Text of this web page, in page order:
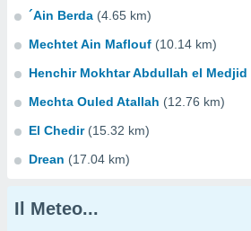
´Ain Berda (4.65 km)
Mechtet Ain Maflouf (10.14 km)
Henchir Mokhtar Abdullah el Medjid
Mechta Ouled Atallah (12.76 km)
El Chedir (15.32 km)
Drean (17.04 km)
Il Meteo...